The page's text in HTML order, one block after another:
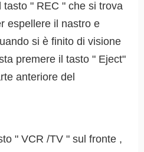
" REC " che si trova
espellere il nastro e
si è finito di visione
premere il tasto " Eject"
anteriore del
" VCR /TV " sul fronte ,